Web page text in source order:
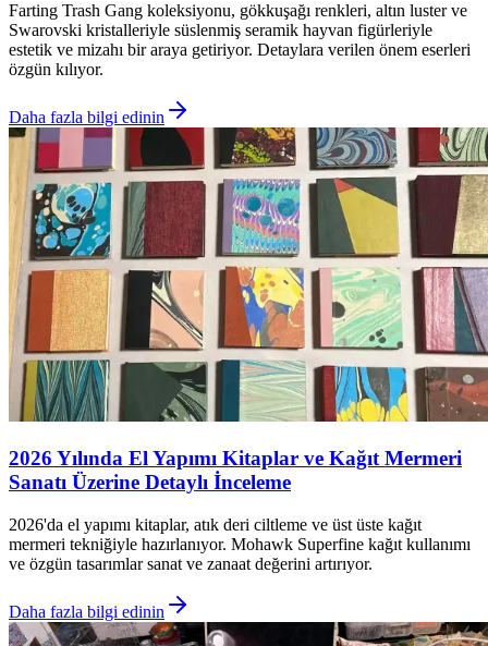
Farting Trash Gang koleksiyonu, gökkuşağı renkleri, altın luster ve
Swarovski kristalleriyle süslenmiş seramik hayvan figürleriyle
estetik ve mizahı bir araya getiriyor. Detaylara verilen önem eserleri
özgün kılıyor.
Daha fazla bilgi edinin
2026 Yılında El Yapımı Kitaplar ve Kağıt Mermeri
Sanatı Üzerine Detaylı İnceleme
2026'da el yapımı kitaplar, atık deri ciltleme ve üst üste kağıt
mermeri tekniğiyle hazırlanıyor. Mohawk Superfine kağıt kullanımı
ve özgün tasarımlar sanat ve zanaat değerini artırıyor.
Daha fazla bilgi edinin